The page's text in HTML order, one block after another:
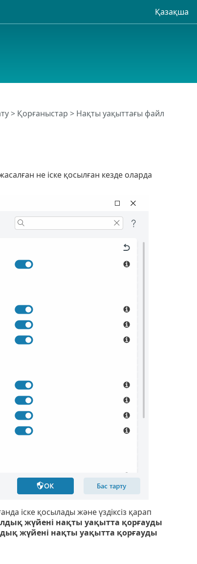
Қазақша
> Қорғаныстар > Нақты уақыттағы файл
не іске қосылған кезде оларда
іске қосылады және үздіксіз қарап
жүйені нақты уақытта қорғауды
жүйені нақты уақытта қорғауды